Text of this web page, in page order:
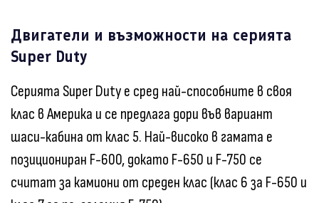
Двигатели и възможности на серията
Super Duty
Серията Super Duty е сред най-способните в своя
клас в Америка и се предлага дори във вариант
шаси-кабина от клас 5. Най-високо в гамата е
позициониран F-600, докато F-650 и F-750 се
считат за камиони от среден клас (клас 6 за F-650 и